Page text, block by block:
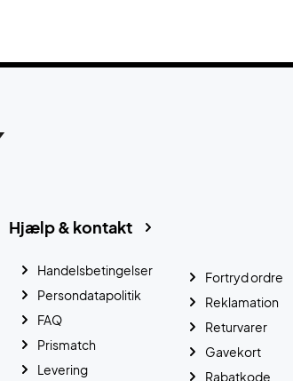
Hjælp & kontakt
Handelsbetingelser
Persondatapolitik
FAQ
Prismatch
Levering
Fortryd ordre
Reklamation
Returvarer
Gavekort
Rabatkode